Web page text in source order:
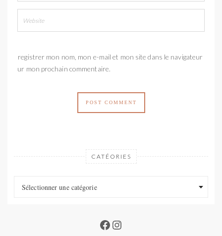
Enregistrer mon nom, mon e-mail et mon site dans le navigateur
pour mon prochain commentaire.
CATÉORIES
Sélectionner une catégorie
Facebook
Instagram